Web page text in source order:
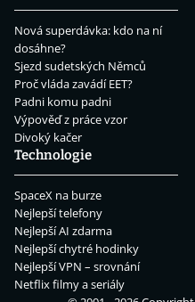
Nová superdávka: kdo na ní
dosáhne?
Sjezd sudetských Němců
Proč vláda zavádí EET?
Padni komu padni
Výpověď z práce vzor
Divoký kačer
Technologie
SpaceX na burze
Nejlepší telefony
Nejlepší AI zdarma
Nejlepší chytré hodinky
Nejlepší VPN – srovnání
Netflix filmy a seriály